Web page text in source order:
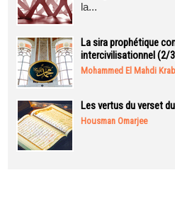
la...
La sira prophétique
intercivilisationnel (2/
Mohammed El Mahdi
Les vertus du verset
Housman Omarjee